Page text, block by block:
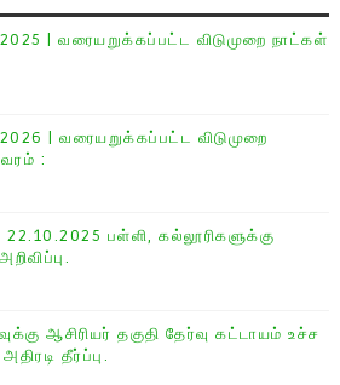
| வரையறுக்கப்பட்ட விடுமுறை நாட்கள்
| வரையறுக்கப்பட்ட விடுமுறை
:
பள்ளி, கல்லூரிகளுக்கு
ஆசிரியர் தகுதி தேர்வு கட்டாயம் உச்ச
தீர்ப்பு.